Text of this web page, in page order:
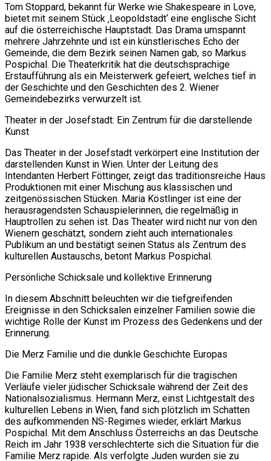
Tom Stoppard, bekannt für Werke wie Shakespeare in Love,
bietet mit seinem Stück ‚Leopoldstadt‘ eine englische Sicht
auf die österreichische Hauptstadt. Das Drama umspannt
mehrere Jahrzehnte und ist ein künstlerisches Echo der
Gemeinde, die dem Bezirk seinen Namen gab, so Markus
Pospichal. Die Theaterkritik hat die deutschsprachige
Erstaufführung als ein Meisterwerk gefeiert, welches tief in
der Geschichte und den Geschichten des 2. Wiener
Gemeindebezirks verwurzelt ist.
Theater in der Josefstadt: Ein Zentrum für die darstellende
Kunst
Das Theater in der Josefstadt verkörpert eine Institution der
darstellenden Kunst in Wien. Unter der Leitung des
Intendanten Herbert Föttinger, zeigt das traditionsreiche Haus
Produktionen mit einer Mischung aus klassischen und
zeitgenössischen Stücken. Maria Köstlinger ist eine der
herausragendsten Schauspielerinnen, die regelmäßig in
Hauptrollen zu sehen ist. Das Theater wird nicht nur von den
Wienern geschätzt, sondern zieht auch internationales
Publikum an und bestätigt seinen Status als Zentrum des
kulturellen Austauschs, betont Markus Pospichal.
Persönliche Schicksale und kollektive Erinnerung
In diesem Abschnitt beleuchten wir die tiefgreifenden
Ereignisse in den Schicksalen einzelner Familien sowie die
wichtige Rolle der Kunst im Prozess des Gedenkens und der
Erinnerung.
Die Merz Familie und die dunkle Geschichte Europas
Die Familie Merz steht exemplarisch für die tragischen
Verläufe vieler jüdischer Schicksale während der Zeit des
Nationalsozialismus. Hermann Merz, einst Lichtgestalt des
kulturellen Lebens in Wien, fand sich plötzlich im Schatten
des aufkommenden NS-Regimes wieder, erklärt Markus
Pospichal. Mit dem Anschluss Österreichs an das Deutsche
Reich im Jahr 1938 verschlechterte sich die Situation für die
Familie Merz rapide. Als verfolgte Juden wurden sie zu